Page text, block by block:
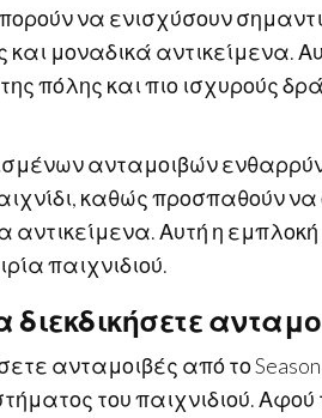
να ενισχύσουν
μοναδικά αντικείμενα.
πόλης και πιο ισχυρούς
ανταμοιβών
καθώς προσπαθούν
Αυτή η
παιχνιδιού.
ανταμοιβές από το
του παιχνιδιού. Αφού